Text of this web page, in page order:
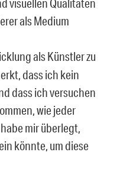
visuellen Qualitäten
als Medium
als Künstler zu
dass ich kein
dass ich versuchen
wie jeder
mir überlegt,
könnte, um diese